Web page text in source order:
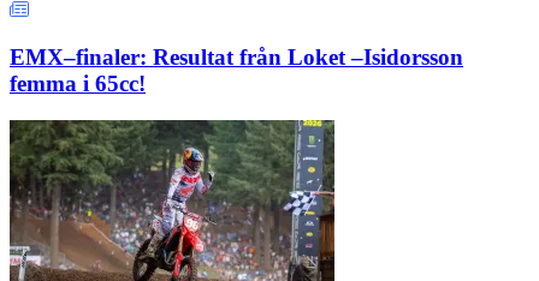
EMX–finaler: Resultat från Loket –Isidorsson
femma i 65cc!